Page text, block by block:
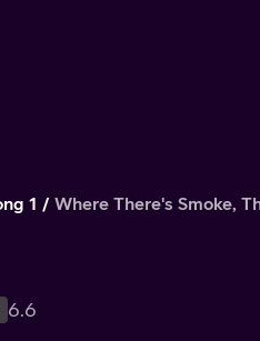
1 Where There's Smoke,
6.6